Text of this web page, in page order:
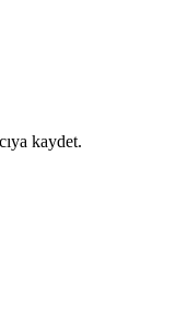
kaydet.